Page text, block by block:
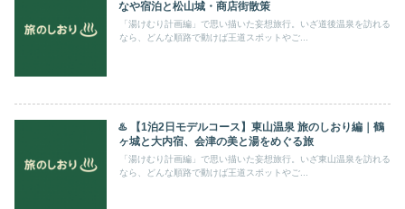
なや宿泊と松山城・商店街散策
「湯けむり計画編」で思い描いた妄想旅行。いざ道後温泉を訪れる
なら、どんな順路で動けば王道スポットやご...
♨️ 【1泊2日モデルコース】東山温泉 旅のしおり編｜鶴
ヶ城と大内宿、会津の美と湯をめぐる旅
「湯けむり計画編」で思い描いた妄想旅行。いざ東山温泉を訪れる
なら、どんな順路で動けば王道スポットやご...